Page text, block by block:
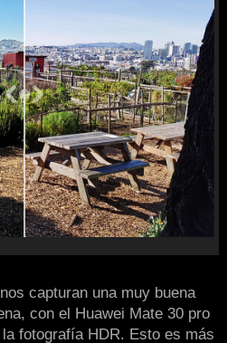
capturan una muy buena
con el Huawei Mate 30 pro
fotografía HDR. Esto es más